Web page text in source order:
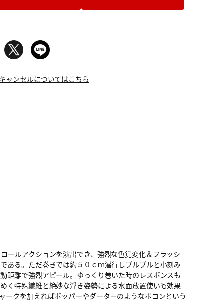
ャンセルについてはこちら
ールアクションを演出でき、強烈な色覚変化＆フラッシ
ある。ただ巻きでは約５０ｃｍ潜行しプルプルと小刻み
距離で強烈アピール。ゆっくり巻いた時のレスポンスも
く特殊繊維と絶妙な浮き姿勢による水面放置使いも効果
クを加えればポッパーやダーターのようなボコンという